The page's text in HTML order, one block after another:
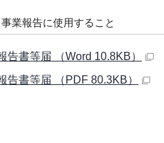
業報告に使用すること
書等届 （Word 10.8KB）
書等届 （PDF 80.3KB）